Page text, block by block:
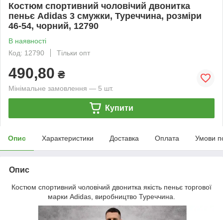
Костюм спортивний чоловічий двонитка
пеньє Adidas 3 смужки, Туреччина, розміри
46-54, чорний, 12790
В наявності
Код: 12790
Тільки опт
490,80 ₴
Мінімальне замовлення — 5 шт.
Купити
Опис Характеристики Доставка Оплата Умови
Опис
Костюм спортивний чоловічий двонитка якість пеньє торгової
марки Adidas, виробництво Туреччина.